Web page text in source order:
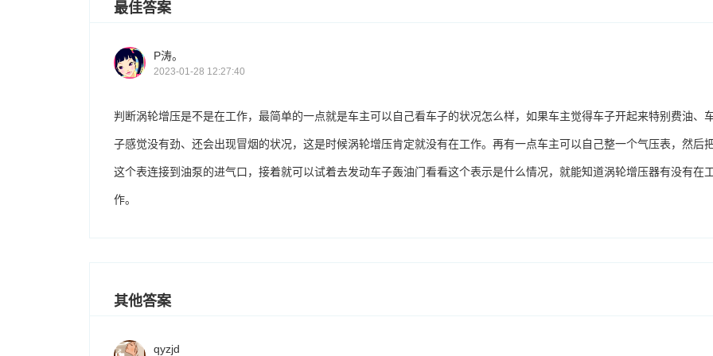
最佳答案
P涛。
2023-01-28 12:27:40
判断涡轮增压是不是在工作，最简单的一点就是车主可以自己看车子的状况怎么样，如果车主觉得车子开起来特别费油、
子感觉没有劲、还会出现冒烟的状况，这是时候涡轮增压肯定就没有在工作。再有一点车主可以自己整一个气压表，然后
这个表连接到油泵的进气口，接着就可以试着去发动车子轰油门看看这个表示是什么情况，就能知道涡轮增压器有没有在
作。
其他答案
qyzjd